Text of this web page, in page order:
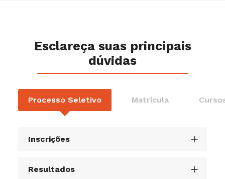
Esclareça suas principais
dúvidas
Processo Seletivo Matrícula
Inscrições
Resultados